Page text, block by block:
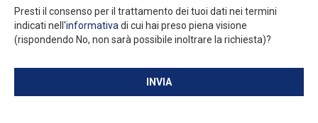
Presti il consenso per il trattamento dei tuoi dati nei termini
indicati nell'informativa di cui hai preso piena visione
(rispondendo No, non sarà possibile inoltrare la richiesta)?
INVIA